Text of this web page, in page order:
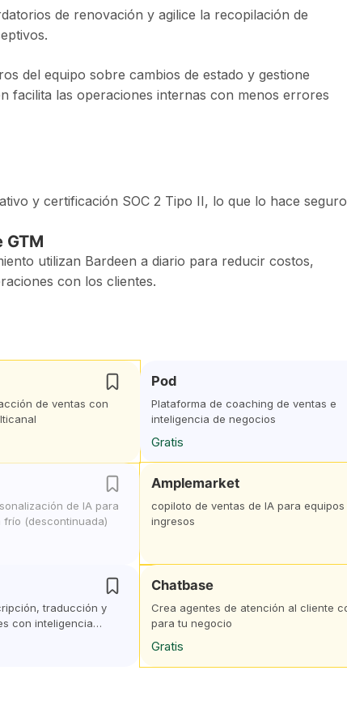
de renovación y agilice la recopilación de
del equipo sobre cambios de estado y gestione
facilita las operaciones internas con menos errores
y certificación SOC 2 Tipo II, lo que lo hace
GTM
utilizan Bardeen a diario para reducir costos,
con los clientes.
de ventas con
Pod
Plataforma de coaching de ventas e
inteligencia de negocios
Gratis
de IA para
(descontinuada)
Amplemarket
copiloto de ventas de IA para equipos
ingresos
traducción y
con inteligencia
Chatbase
Crea agentes de atención al cliente
para tu negocio
Gratis